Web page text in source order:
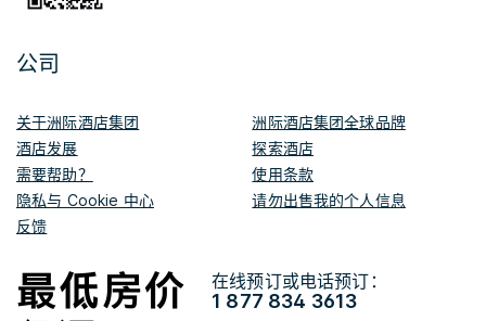
公司
关于洲际酒店集团
洲际酒店集团全球品牌
酒店发展
探索酒店
需要帮助？
使用条款
隐私与 Cookie 中心
请勿出售我的个人信息
反馈
在线预订或电话预订：
1 877 834 3613